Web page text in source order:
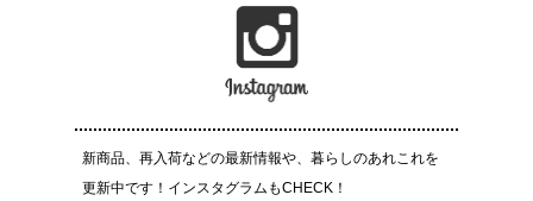
新商品、再入荷などの最新情報や、暮らしのあれこれを
更新中です！インスタグラムもCHECK！